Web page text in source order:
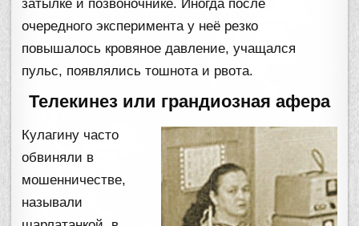
затылке и позвоночнике. Иногда после
очередного эксперимента у неё резко
повышалось кровяное давление, учащался
пульс, появлялись тошнота и рвота.
Телекинез или грандиозная афера
Кулагину часто
обвиняли в
мошенничестве,
называли